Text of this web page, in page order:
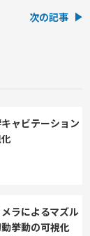
次の記事
ャビテーション
ラによるマズル
挙動の可視化